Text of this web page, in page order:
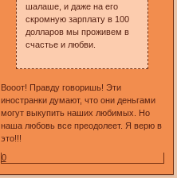
шалаше, и даже на его
скромную зарплату в 100
долларов мы проживем в
счастье и любви.
Вооот! Правду говоришь! Эти
иностранки думают, что они деньгами
могут выкупить наших любимых. Но
наша любовь все преодолеет. Я верю в
это!!!
0